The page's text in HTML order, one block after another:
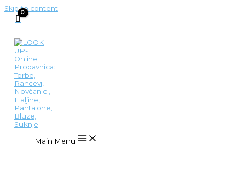
Skip to content
Main Menu